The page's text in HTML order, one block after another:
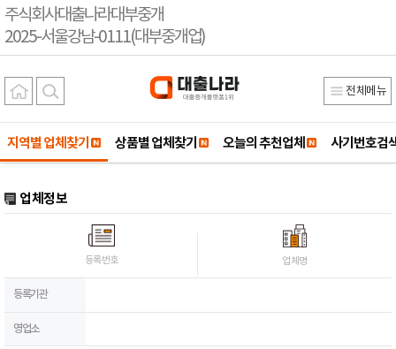
주식회사대출나라대부중개
2025-서울강남-0111(대부중개업)
전체메뉴
지역별 업체찾기 상품별 업체찾기 오늘의 추천업체 사기번호검
업체정보
등록번호 업체명
등록기관
영업소